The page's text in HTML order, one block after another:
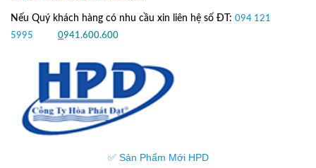
Nếu Quý khách hàng có nhu cầu xin liên hệ số ĐT: 094 121
5995
0941.600.600
✅ Sản Phẩm Mới HPD